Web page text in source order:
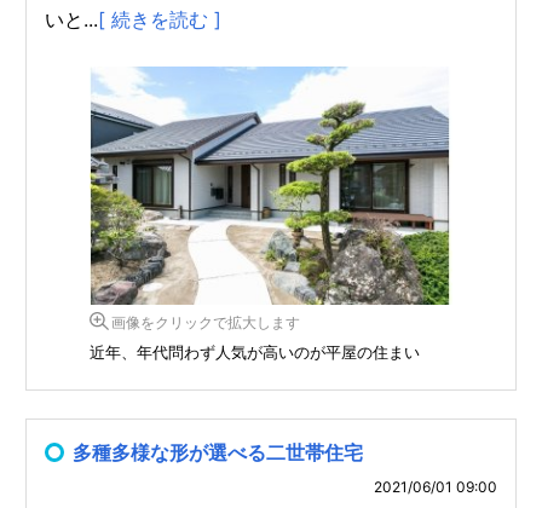
いと...[ 続きを読む ]
画像をクリックで拡大します
近年、年代問わず人気が高いのが平屋の住まい
多種多様な形が選べる二世帯住宅
2021/06/01 09:00